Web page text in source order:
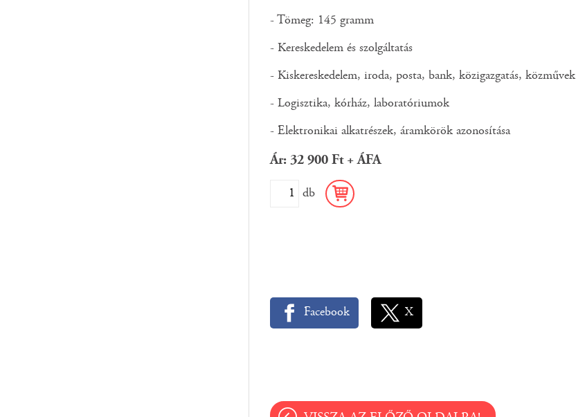
Ár: 32 900 Ft + ÁFA
db
- Tömeg: 145 gramm
- Kereskedelem és szolgáltatás
- Kiskereskedelem, iroda, posta, bank, közigazgatás, közművek
- Logisztika, kórház, laboratóriumok
- Elektronikai alkatrészek, áramkörök azonosítása
Facebook X